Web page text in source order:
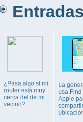
Entradas
¿Pasa algo si mi
router está muy
cerca del de mi
vecino?
La
usa Find
Apple